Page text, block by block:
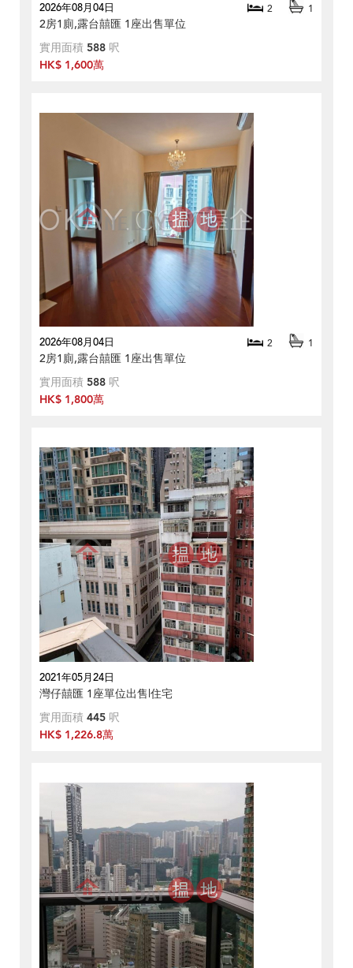
2026年08月04日 2 1
2房1廁,露台囍匯 1座出售單位
實用面積 588 呎
HK$ 1,600萬
2026年08月04日 2 1
2房1廁,露台囍匯 1座出售單位
實用面積 588 呎
HK$ 1,800萬
2021年05月24日
灣仔囍匯 1座單位出售|住宅
實用面積 445 呎
HK$ 1,226.8萬